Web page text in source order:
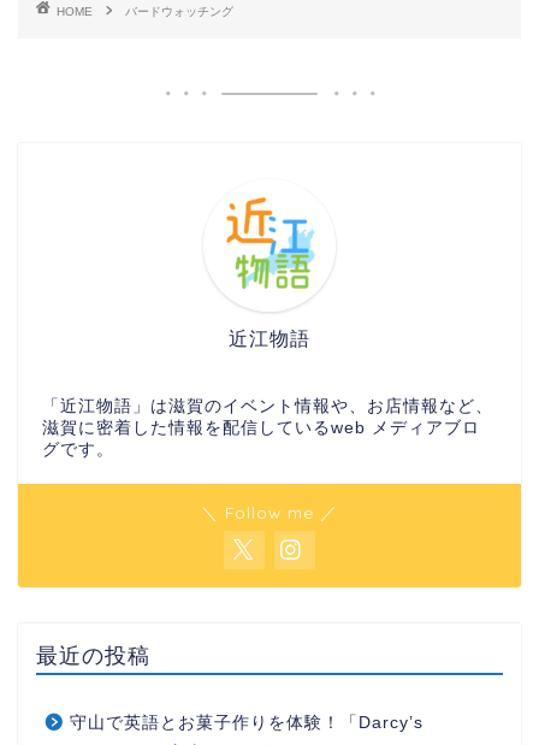
HOME バードウォッチング
近江物語
「近江物語」は滋賀のイベント情報や、お店情報など、
滋賀に密着した情報を配信しているweb メディアブロ
グです。
＼ Follow me ／
最近の投稿
守山で英語とお菓子作りを体験！「Darcy’s